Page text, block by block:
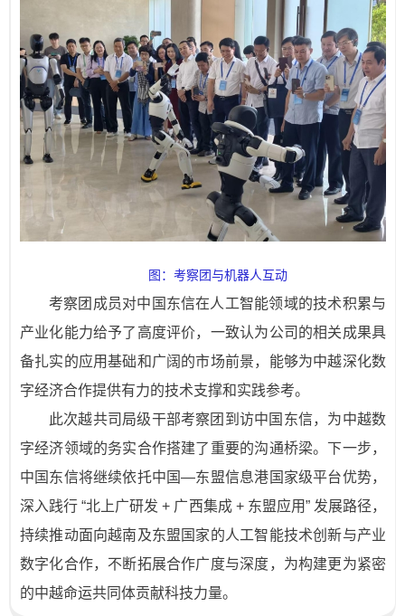
图：考察团与机器人互动
考察团成员对中国东信在人工智能领域的技术积累与
产业化能力给予了高度评价，一致认为公司的相关成果具
备扎实的应用基础和广阔的市场前景，能够为中越深化数
字经济合作提供有力的技术支撑和实践参考。
此次越共司局级干部考察团到访中国东信，为中越数
字经济领域的务实合作搭建了重要的沟通桥梁。下一步，
中国东信将继续依托中国—东盟信息港国家级平台优势，
深入践行 “北上广研发 + 广西集成 + 东盟应用” 发展路径，
持续推动面向越南及东盟国家的人工智能技术创新与产业
数字化合作，不断拓展合作广度与深度，为构建更为紧密
的中越命运共同体贡献科技力量。